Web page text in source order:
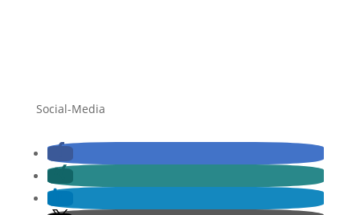
Social-Media